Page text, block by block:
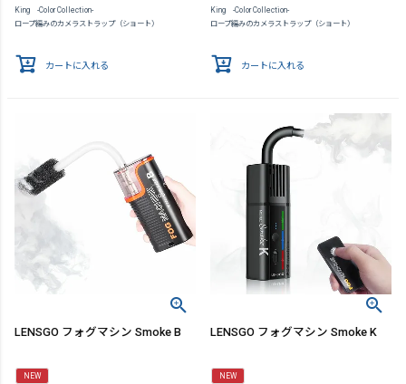
King -Color Collection-
ロープ編みのカメラストラップ（ショート）
カートに入れる
King -Color Collection-
ロープ編みのカメラストラップ（ショート）
カートに入れる
LENSGO フォグマシン Smoke B
NEW
LENSGO フォグマシン Smoke K
NEW